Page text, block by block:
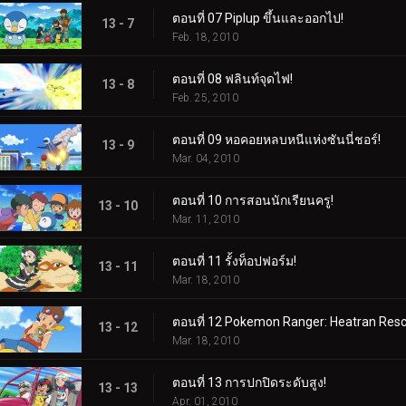
13 - 7 ตอนที่ 07 Piplup ขึ้นและออกไป!
Feb. 18, 2010
13 - 8 ตอนที่ 08 ฟลินท์จุดไฟ!
Feb. 25, 2010
13 - 9 ตอนที่ 09 หอคอยหลบหนีแห่งซันนี่ชอร์!
Mar. 04, 2010
13 - 10 ตอนที่ 10 การสอนนักเรียนครู!
Mar. 11, 2010
13 - 11 ตอนที่ 11 รั้งท็อปฟอร์ม!
Mar. 18, 2010
13 - 12 ตอนที่ 12 Pokemon Ranger: Heatran
Mar. 18, 2010
13 - 13 ตอนที่ 13 การปกปิดระดับสูง!
Apr. 01, 2010